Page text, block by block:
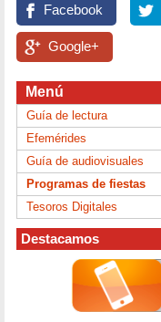
Facebook
Google+
Menú
Guía de lectura
Efemérides
Guía de audiovisuales
Programas de fiestas
Tesoros Digitales
Destacamos